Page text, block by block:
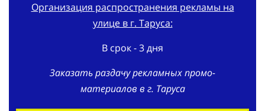
Организация распространения рекламы на
улице в г. Таруса:
В срок - 3 дня
Заказать раздачу рекламных промо-
материалов в г. Таруса